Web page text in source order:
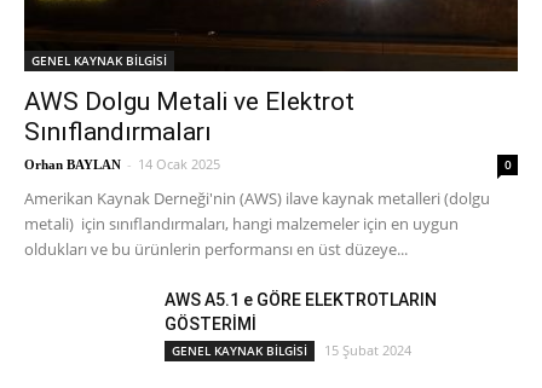
GENEL KAYNAK BİLGİSİ
AWS Dolgu Metali ve Elektrot
Sınıflandırmaları
Orhan BAYLAN - 14 Ocak 2025 0
Amerikan Kaynak Derneği'nin (AWS) ilave kaynak metalleri (dolgu
metali) için sınıflandırmaları, hangi malzemeler için en uygun
oldukları ve bu ürünlerin performansı en üst düzeye...
AWS A5.1 e GÖRE ELEKTROTLARIN
GÖSTERİMİ
GENEL KAYNAK BİLGİSİ 15 Şubat 2024